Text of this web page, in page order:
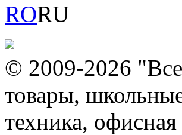
RORU
© 2009-2026
товары,
техника,